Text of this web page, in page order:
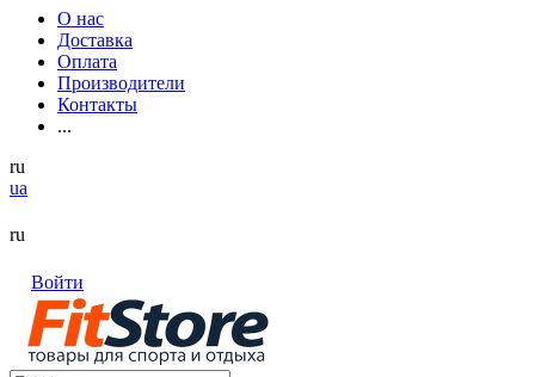
О нас
Доставка
Оплата
Производители
Контакты
...
ru
ua
ru
Войти